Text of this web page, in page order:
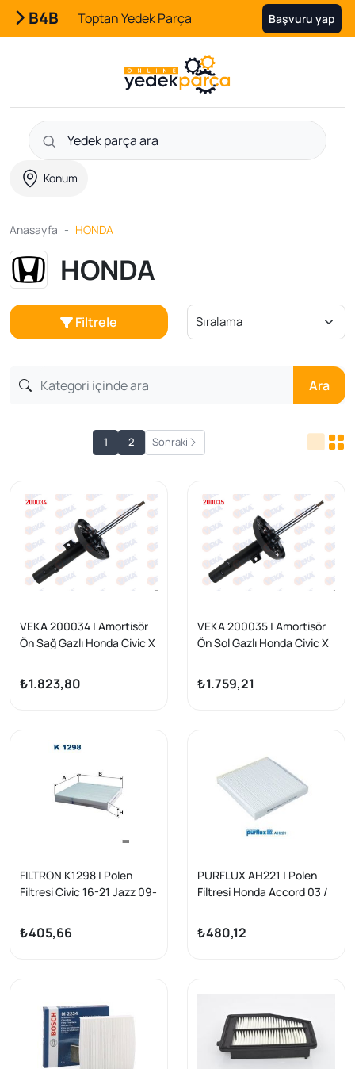
B4B Toptan Yedek Parça Başvuru yap
Konum
Anasayfa HONDA
HONDA
Filtrele
Ara
1 2 Sonraki
VEKA 200034 | Amortisör
Ön Sağ Gazlı Honda Civic X
(Hatchback)
₺1.823,80
VEKA 200035 | Amortisör
Ön Sol Gazlı Honda Civic X
(Hatchback)
₺1.759,21
FILTRON K1298 | Polen
Filtresi Civic 16-21 Jazz 09-
HRV 15= CRZ 10-14
₺405,66
PURFLUX AH221 | Polen
Filtresi Honda Accord 03 /
₺480,12